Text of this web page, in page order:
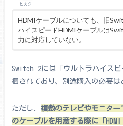
ヒカク
HDMIケーブルについても、旧
ハイスピードHDMIケーブルは
力に対応していない。
Switch 2には「ウルトラハイスピ
梱されており、別途購入の必要は
ただし、 複数のテレビやモニタ
のケーブルを用意する際に「